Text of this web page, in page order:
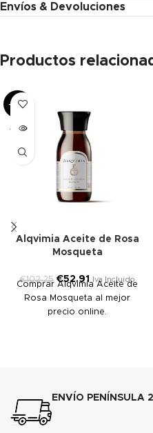
Envíos & Devoluciones
Productos
-48%
AGOT
Alqvimia Aceite de Rosa
Mosqueta
€102.25 €52.91 Iva Incluido
Comprar Alqvimia Aceite de
Rosa Mosqueta al mejor
precio online.
ENVÍO PENÍNSULA